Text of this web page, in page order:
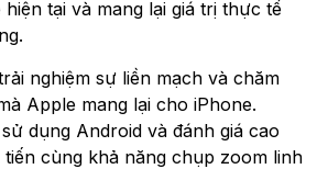
tại và mang lại giá trị thực tế
nghiệm sự liền mạch và chăm
Apple mang lại cho iPhone.
dụng Android và đánh giá cao
cùng khả năng chụp zoom linh